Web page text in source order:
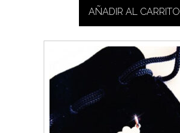
AÑADIR AL CARRITO